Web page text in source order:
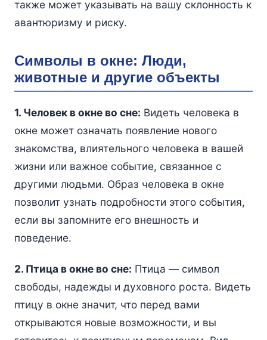
также может указывать на вашу склонность к
авантюризму и риску.
Символы в окне: Люди,
животные и другие объекты
1. Человек в окне во сне: Видеть человека в
окне может означать появление нового
знакомства, влиятельного человека в вашей
жизни или важное событие, связанное с
другими людьми. Образ человека в окне
позволит узнать подробности этого события,
если вы запомните его внешность и
поведение.
2. Птица в окне во сне: Птица — символ
свободы, надежды и духовного роста. Видеть
птицу в окне значит, что перед вами
открываются новые возможности, и вы